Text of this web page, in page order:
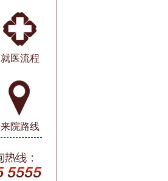
就医流程
来院路线